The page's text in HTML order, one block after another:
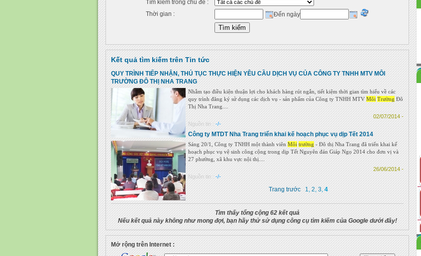
Tìm kiếm trong chủ đề :
Thời gian :
Đến ngày
Kết quả tìm kiếm trên Tin tức
QUY TRÌNH TIẾP NHẬN, THỦ TỤC THỰC HIỆN YÊU CẦU DỊCH VỤ CỦA CÔNG TY TNHH MTV MÔI
TRƯỜNG ĐÔ THỊ NHA TRANG
Nhằm tạo điều kiện thuận lợi cho khách hàng rút ngắn, tiết kiệm thời gian tìm hiểu về các
quy trình đăng ký sử dụng các dịch vụ - sản phẩm của Công ty TNHH MTV Môi Trường Đô
Thị Nha Trang....
02/07/2014 -
Nguồn tin : -/-
Công ty MTDT Nha Trang triển khai kế hoạch phục vụ dịp Tết 2014
Sáng 20/1, Công ty TNHH một thành viên Môi trường - Đô thị Nha Trang đã triển khai kế
hoạch phục vụ vệ sinh công cộng trong dịp Tết Nguyên đán Giáp Ngọ 2014 cho đơn vị và
27 phường, xã khu vực nội thị....
26/06/2014 -
Nguồn tin : -/-
Trang trước 1, 2, 3, 4
Tìm thấy tổng cộng 62 kết quả
Nếu kết quả này không như mong đợi, bạn hãy thử sử dụng công cụ tìm kiếm của Google dưới đây!
Mở rộng trên Internet :